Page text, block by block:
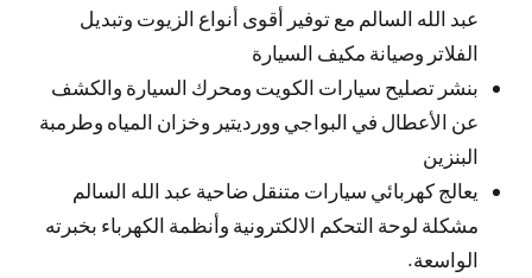
عبد الله السالم مع توفير أقوى أنواع الزيوت وتبديل
الفلاتر وصيانة مكيف السيارة
بنشر تصليح سيارات الكويت ومحرك السيارة والكشف
عن الأعطال في البواجي وورديتير وخزان المياه وطرمبة
البنزين
يعالج كهربائي سيارات متنقل ضاحية عبد الله السالم
مشكلة لوحة التحكم الالكترونية وأنظمة الكهرباء بخبرته
الواسعة.